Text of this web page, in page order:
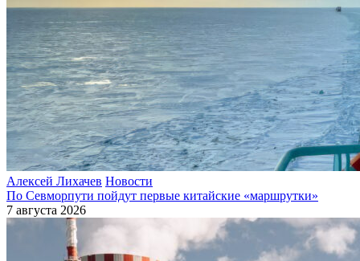
Алексей Лихачев Новости
По Севморпути пойдут первые китайские «маршрутки»
7 августа 2026